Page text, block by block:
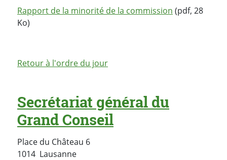
Rapport de la minorité de la commission (pdf, 28
Ko)
Retour à l'ordre du jour
Secrétariat général du
Grand Conseil
Place du Château 6
1014 LausanneSuisse